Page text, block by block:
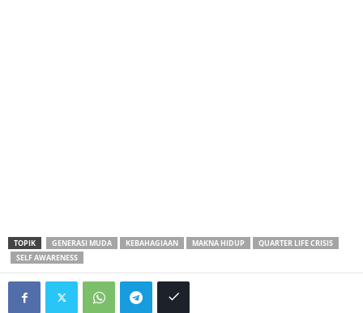
TOPIK GENERASI MUDA KEBAHAGIAAN MAKNA HIDUP
QUARTER LIFE CRISIS
SELF AWARENESS